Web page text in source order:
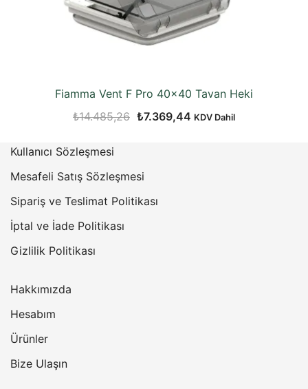
Fiamma Vent F Pro 40×40 Tavan Heki
₺14.485,26 Orijinal
₺7.369,44 Şu
KDV Dahil
Kullanıcı Sözleşmesi
Mesafeli Satış Sözleşmesi
Sipariş ve Teslimat Politikası
İptal ve İade Politikası
Gizlilik Politikası
Hakkımızda
Hesabım
Ürünler
Bize Ulaşın